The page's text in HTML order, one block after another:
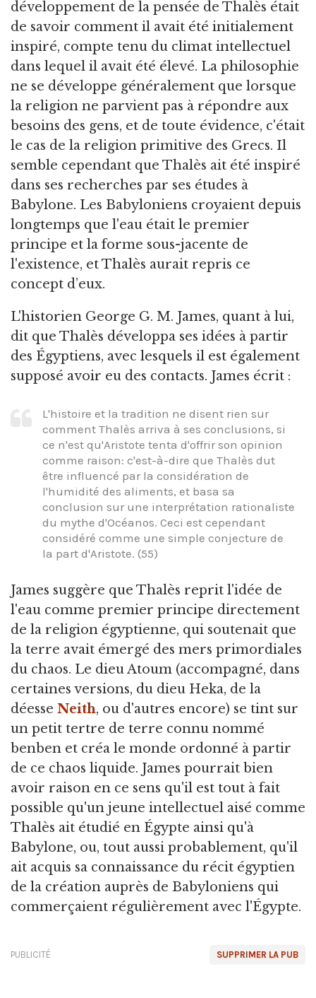
développement de la pensée de Thalès était
de savoir comment il avait été initialement
inspiré, compte tenu du climat intellectuel
dans lequel il avait été élevé. La philosophie
ne se développe généralement que lorsque
la religion ne parvient pas à répondre aux
besoins des gens, et de toute évidence, c'était
le cas de la religion primitive des Grecs. Il
semble cependant que Thalès ait été inspiré
dans ses recherches par ses études à
Babylone. Les Babyloniens croyaient depuis
longtemps que l'eau était le premier
principe et la forme sous-jacente de
l'existence, et Thalès aurait repris ce
concept d’eux.
L'historien George G. M. James, quant à lui,
dit que Thalès développa ses idées à partir
des Égyptiens, avec lesquels il est également
supposé avoir eu des contacts. James écrit :
L'histoire et la tradition ne disent rien sur
comment Thalès arriva à ses conclusions, si
ce n'est qu'Aristote tenta d'offrir son opinion
comme raison: c'est-à-dire que Thalès dut
être influencé par la considération de
l'humidité des aliments, et basa sa
conclusion sur une interprétation rationaliste
du mythe d'Océanos. Ceci est cependant
considéré comme une simple conjecture de
la part d'Aristote. (55)
James suggère que Thalès reprit l'idée de
l'eau comme premier principe directement
de la religion égyptienne, qui soutenait que
la terre avait émergé des mers primordiales
du chaos. Le dieu Atoum (accompagné, dans
certaines versions, du dieu Heka, de la
déesse Neith, ou d'autres encore) se tint sur
un petit tertre de terre connu nommé
benben et créa le monde ordonné à partir
de ce chaos liquide. James pourrait bien
avoir raison en ce sens qu'il est tout à fait
possible qu'un jeune intellectuel aisé comme
Thalès ait étudié en Égypte ainsi qu'à
Babylone, ou, tout aussi probablement, qu'il
ait acquis sa connaissance du récit égyptien
de la création auprès de Babyloniens qui
commerçaient régulièrement avec l'Égypte.
SUPPRIMER LA PUB
PUBLICITÉ